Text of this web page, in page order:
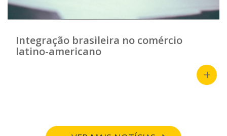
Integração brasileira no comércio
latino-americano
+